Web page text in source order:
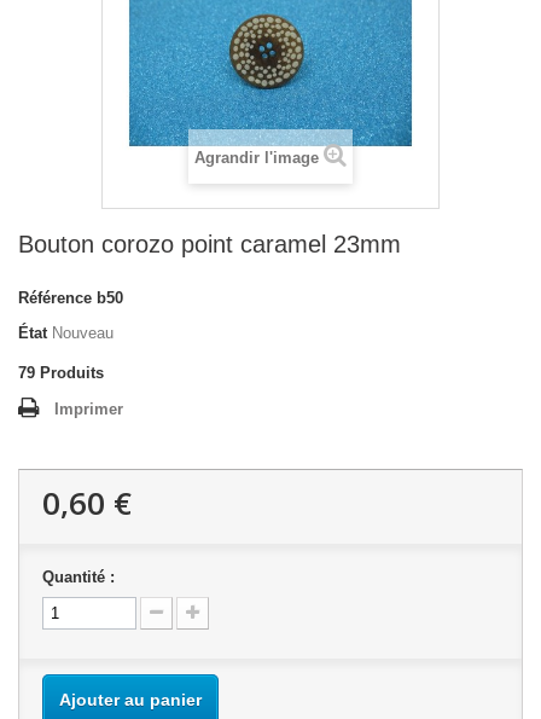
Agrandir l'image
Bouton corozo point caramel 23mm
Référence b50
État Nouveau
79 Produits
Imprimer
0,60 €
Quantité :
Ajouter au panier